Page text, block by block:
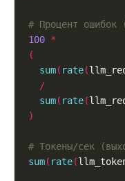
# Процент ошибок
100 *
(
sum( rate(
/
sum( rate(
)
# Токены/сек
sum( rate(